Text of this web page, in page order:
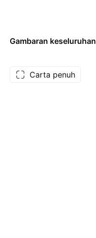
Gambaran keseluruhan
Carta penuh